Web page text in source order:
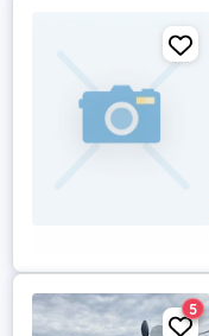
5